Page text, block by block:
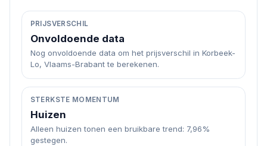
PRIJSVERSCHIL
Onvoldoende data
Nog onvoldoende data om het prijsverschil in Korbeek-
Lo, Vlaams-Brabant te berekenen.
STERKSTE MOMENTUM
Huizen
Alleen huizen tonen een bruikbare trend: 7,96%
gestegen.